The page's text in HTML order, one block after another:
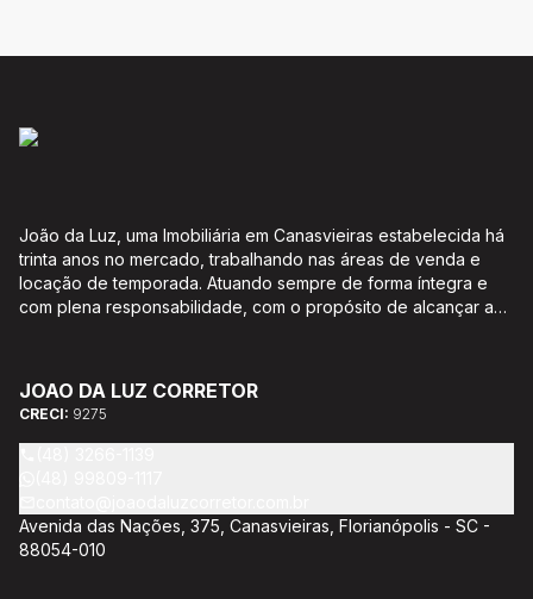
João da Luz, uma Imobiliária em Canasvieiras estabelecida há
trinta anos no mercado, trabalhando nas áreas de venda e
locação de temporada. Atuando sempre de forma íntegra e
com plena responsabilidade, com o propósito de alcançar a
credenciado CEF; Análise da capacidade de compra e perfil
do cliente para aumentar o índice de assertividade na escolha
do imóvel; Trabalhamos com oportunidades de negócios.
JOAO DA LUZ CORRETOR
CRECI: 9275
Avenida das Nações, 375, Canasvieiras, Florianópolis - SC -
88054-010